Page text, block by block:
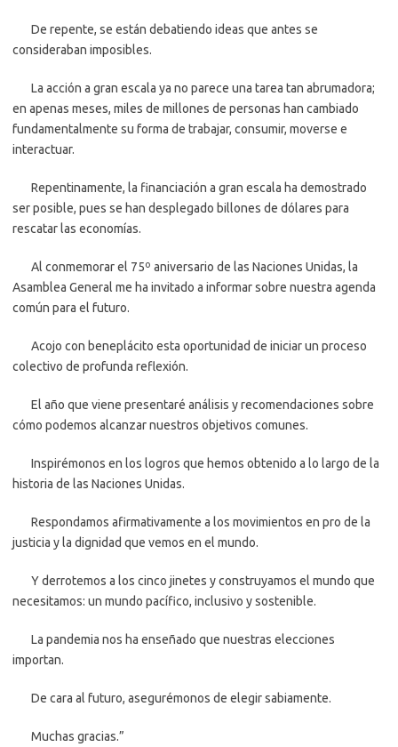
De repente, se están debatiendo ideas que antes se
consideraban imposibles.
La acción a gran escala ya no parece una tarea tan abrumadora;
en apenas meses, miles de millones de personas han cambiado
fundamentalmente su forma de trabajar, consumir, moverse e
interactuar.
Repentinamente, la financiación a gran escala ha demostrado
ser posible, pues se han desplegado billones de dólares para
rescatar las economías.
Al conmemorar el 75º aniversario de las Naciones Unidas, la
Asamblea General me ha invitado a informar sobre nuestra agenda
común para el futuro.
Acojo con beneplácito esta oportunidad de iniciar un proceso
colectivo de profunda reflexión.
El año que viene presentaré análisis y recomendaciones sobre
cómo podemos alcanzar nuestros objetivos comunes.
Inspirémonos en los logros que hemos obtenido a lo largo de la
historia de las Naciones Unidas.
Respondamos afirmativamente a los movimientos en pro de la
justicia y la dignidad que vemos en el mundo.
Y derrotemos a los cinco jinetes y construyamos el mundo que
necesitamos: un mundo pacífico, inclusivo y sostenible.
La pandemia nos ha enseñado que nuestras elecciones
importan.
De cara al futuro, asegurémonos de elegir sabiamente.
Muchas gracias.”